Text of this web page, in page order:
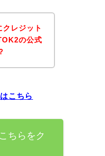
レジット
の公式
こちら
ちらをク